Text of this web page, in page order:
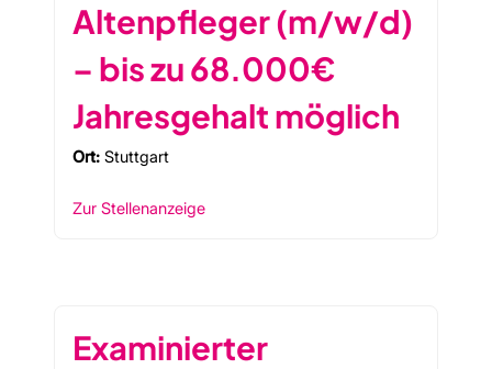
Altenpfleger (m/w/d)
– bis zu 68.000€
Jahresgehalt möglich
Ort: Stuttgart
Zur Stellenanzeige
Examinierter